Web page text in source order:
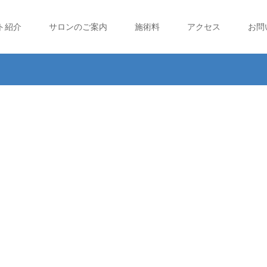
紹介 サロンのご案内 施術料 アクセス お問